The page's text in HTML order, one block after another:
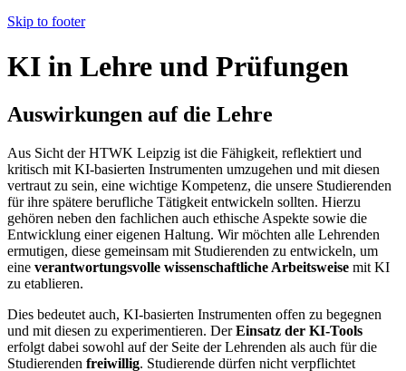
Skip to footer
KI in Lehre und Prüfungen
Auswirkungen auf die Lehre
Aus Sicht der HTWK Leipzig ist die Fähigkeit, reflektiert und
kritisch mit KI-basierten Instrumenten umzugehen und mit diesen
vertraut zu sein, eine wichtige Kompetenz, die unsere Studierenden
für ihre spätere berufliche Tätigkeit entwickeln sollten. Hierzu
gehören neben den fachlichen auch ethische Aspekte sowie die
Entwicklung einer eigenen Haltung. Wir möchten alle Lehrenden
ermutigen, diese gemeinsam mit Studierenden zu entwickeln, um
eine verantwortungsvolle wissenschaftliche Arbeitsweise mit KI
zu etablieren.
Dies bedeutet auch, KI-basierten Instrumenten offen zu begegnen
und mit diesen zu experimentieren. DerEinsatz der KI-Tools
erfolgt dabei sowohl auf der Seite der Lehrenden als auch für die
Studierenden freiwillig. Studierende dürfen nicht verpflichtet